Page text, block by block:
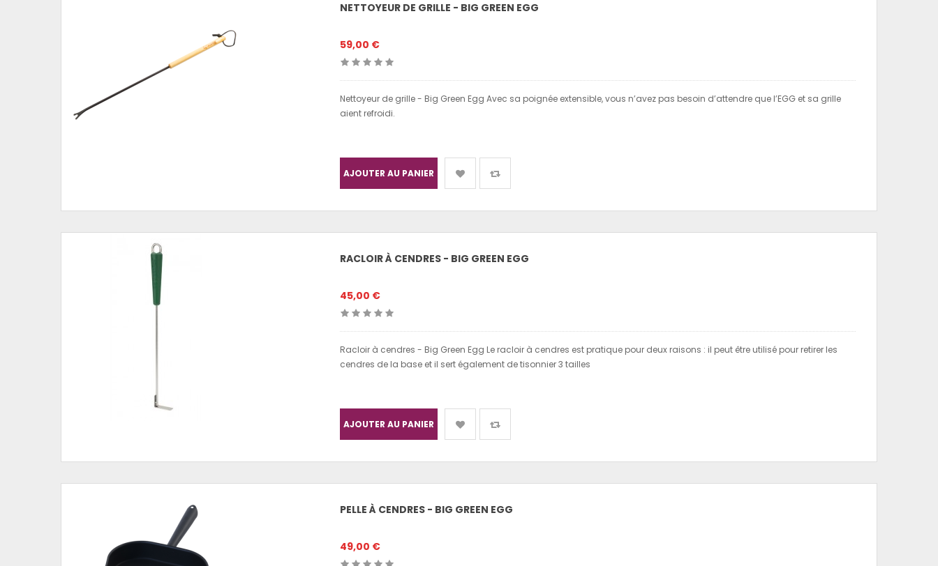
NETTOYEUR DE GRILLE - BIG GREEN EGG
59,00 €
Nettoyeur de grille - Big Green Egg Avec sa poignée extensible, vous n’avez pas besoin d’attendre que l’EGG et sa grille
aient refroidi.
AJOUTER AU PANIER
RACLOIR À CENDRES - BIG GREEN EGG
45,00 €
Racloir à cendres - Big Green Egg Le racloir à cendres est pratique pour deux raisons : il peut être utilisé pour retirer les
cendres de la base et il sert également de tisonnier 3 tailles
AJOUTER AU PANIER
PELLE À CENDRES - BIG GREEN EGG
49,00 €